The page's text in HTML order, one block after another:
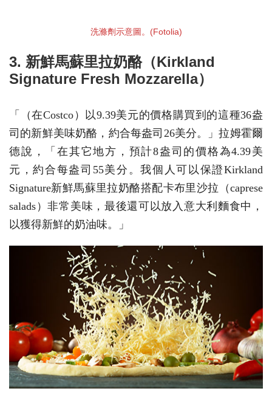
洗滌劑示意圖。(Fotolia)
3. 新鮮馬蘇里拉奶酪（Kirkland
Signature Fresh Mozzarella）
「（在Costco）以9.39美元的價格購買到的這種36盎
司的新鮮美味奶酪，約合每盎司26美分。」拉姆霍爾
德說，「在其它地方，預計8盎司的價格為4.39美
元，約合每盎司55美分。我個人可以保證Kirkland
Signature新鮮馬蘇里拉奶酪搭配卡布里沙拉（caprese
salads）非常美味，最後還可以放入意大利麵食中，
以獲得新鮮的奶油味。」